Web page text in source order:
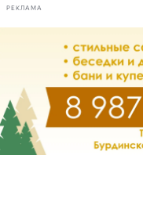
РЕКЛАМА